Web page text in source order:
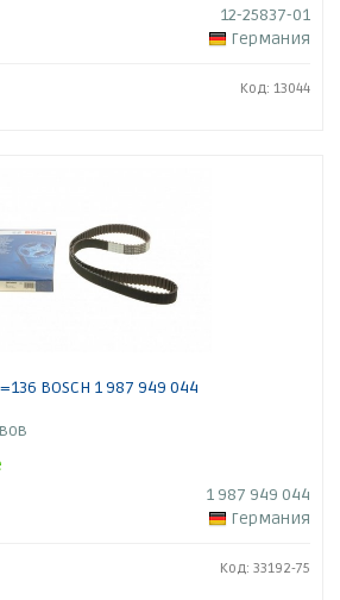
12-25837-01
Германия
Код: 13044
BOSCH 1 987 949 044
1 987 949 044
Германия
Код: 33192-75